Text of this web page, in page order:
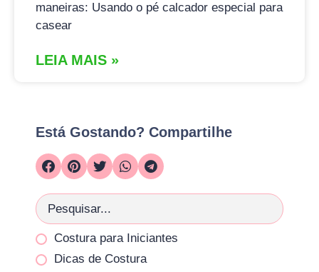
maneiras: Usando o pé calcador especial para
casear
LEIA MAIS »
Está Gostando? Compartilhe
Costura para Iniciantes
Dicas de Costura